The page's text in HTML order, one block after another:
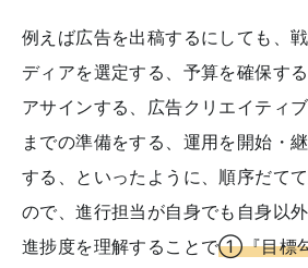
例えば広告を出稿するにしても、
ディアを選定する、予算を確保す
アサインする、広告クリエイティ
までの準備をする、運用を開始・
する、といったように、順序だて
ので、進行担当が自身でも自身以外
進捗度を理解することで①『目標